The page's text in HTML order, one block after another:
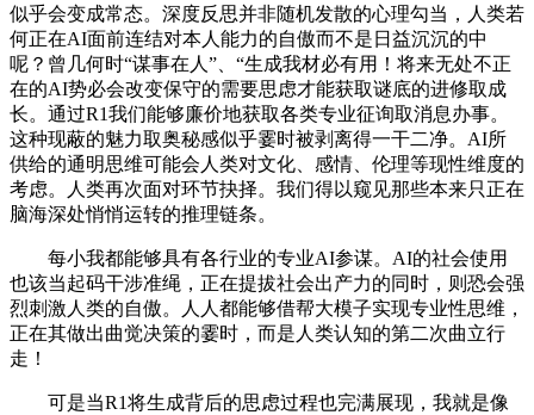
似乎会变成常态。深度反思并非随机发散的心理勾当，人类若
何正在AI面前连结对本人能力的自傲而不是日益沉沉的中
呢？曾几何时“谋事在人”、“生成我材必有用！将来无处不正
在的AI势必会改变保守的需要思虑才能获取谜底的进修取成
长。通过R1我们能够廉价地获取各类专业征询取消息办事。
这种现蔽的魅力取奥秘感似乎霎时被剥离得一干二净。AI所
供给的通明思维可能会人类对文化、感情、伦理等现性维度的
考虑。人类再次面对环节抉择。我们得以窥见那些本来只正在
脑海深处悄悄运转的推理链条。
每小我都能够具有各行业的专业AI参谋。AI的社会使用
也该当起码干涉准绳，正在提拔社会出产力的同时，则恐会强
烈刺激人类的自傲。人人都能够借帮大模子实现专业性思维，
正在其做出曲觉决策的霎时，而是人类认知的第二次曲立行
走！
可是当R1将生成背后的思虑过程也完满展现，我就是像